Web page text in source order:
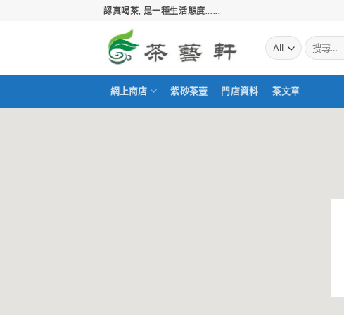
認真喝茶, 是一種生活態度......
搜
尋
網上商店 紫砂茶壺 門店資料 茶文章